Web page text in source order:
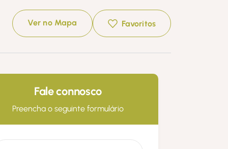
Ver no Mapa Favoritos
Fale connosco
Preencha o seguinte formulário